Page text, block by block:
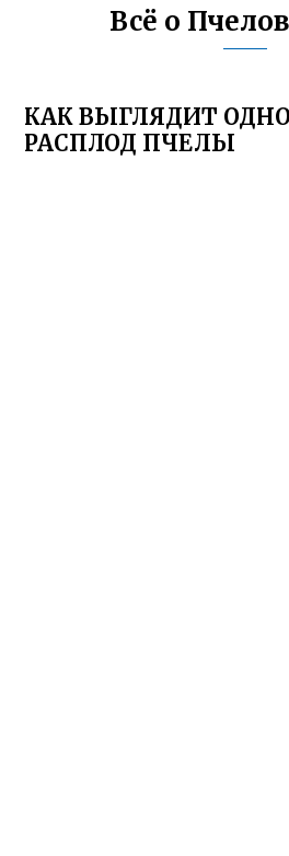
Всё о
КАК ВЫГЛЯДИТ
РАСПЛОД ПЧЕЛЫ